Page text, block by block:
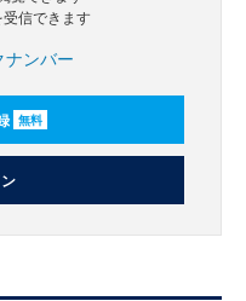
受信できます
ナンバー
無料